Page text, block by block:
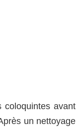
coloquintes avant
un nettoyage